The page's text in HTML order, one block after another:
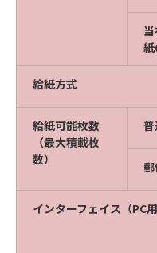
給紙方式
給紙可能枚数
（最大積載枚
数）
郵
インターフェイス（PC用